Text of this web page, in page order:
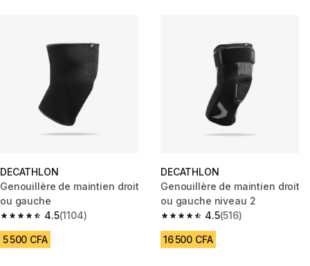
DECATHLON
Genouillère de maintien droit
ou gauche
4.5
4.5 out of 5 stars from 1104 reviews
(1104)
5 500 CFA
DECATHLON
Genouillère de maintien droit
ou gauche niveau 2
4.5
4.5 out of 5 stars from 516
(516)
16 500 CFA